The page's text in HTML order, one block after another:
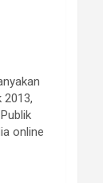
2013,
online